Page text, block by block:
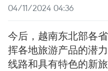
04/11/2024 04:36
今后，越南东北部各
挥各地旅游产品的潜
线路和具有特色的新